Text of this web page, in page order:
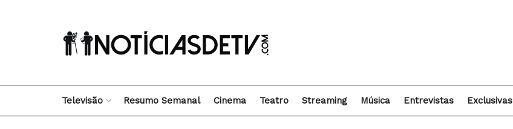
Televisão Resumo Semanal Cinema Teatro Streaming Música Entrevistas Exclusivas